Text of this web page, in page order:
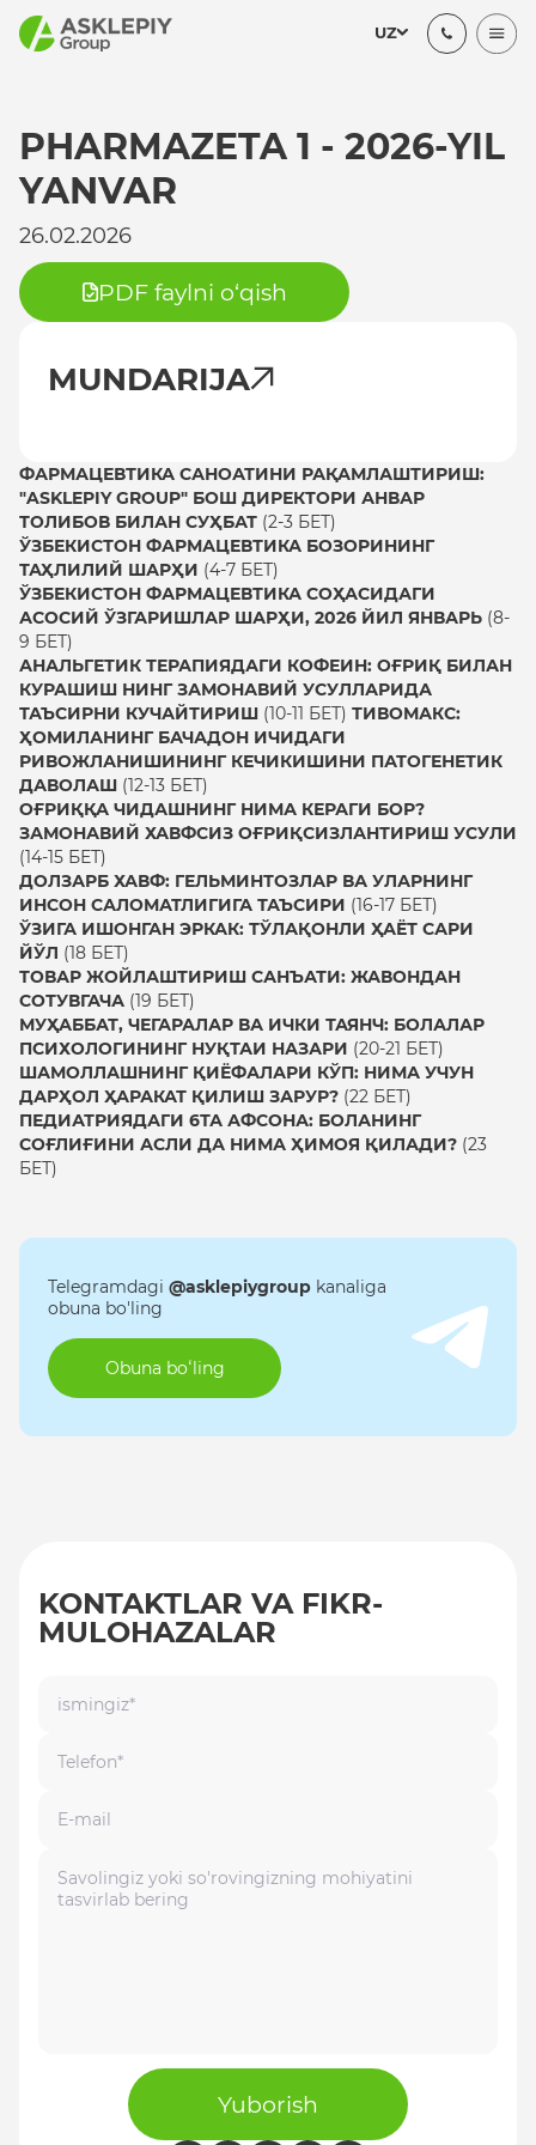
UZ
PHARMAZETA 1 - 2026-YIL
YANVAR
26.02.2026
PDF faylni o‘qish
MUNDARIJA
ФАРМАЦЕВТИКА САНОАТИНИ РАҚАМЛАШТИРИШ:
"ASKLEPIY GROUP" БОШ ДИРЕКТОРИ АНВАР
ТОЛИБОВ БИЛАН СУҲБАТ (2-3 БЕТ)
ЎЗБЕКИСТОН ФАРМАЦЕВТИКА БОЗОРИНИНГ
ТАҲЛИЛИЙ ШАРҲИ (4-7 БЕТ)
ЎЗБЕКИСТОН ФАРМАЦЕВТИКА СОҲАСИДАГИ
АСОСИЙ ЎЗГАРИШЛАР ШАРҲИ, 2026 ЙИЛ ЯНВАРЬ (8-
9 БЕТ)
АНАЛЬГЕТИК ТЕРАПИЯДАГИ КОФЕИН: ОҒРИҚ БИЛАН
КУРАШИШ НИНГ ЗАМОНАВИЙ УСУЛЛАРИДА
ТАЪСИРНИ КУЧАЙТИРИШ (10-11 БЕТ) ТИВОМАКС:
ҲОМИЛАНИНГ БАЧАДОН ИЧИДАГИ
РИВОЖЛАНИШИНИНГ КЕЧИКИШИНИ ПАТОГЕНЕТИК
ДАВОЛАШ (12-13 БЕТ)
ОҒРИҚҚА ЧИДАШНИНГ НИМА КЕРАГИ БОР?
ЗАМОНАВИЙ ХАВФСИЗ ОҒРИҚСИЗЛАНТИРИШ УСУЛИ
(14-15 БЕТ)
ДОЛЗАРБ ХАВФ: ГЕЛЬМИНТОЗЛАР ВА УЛАРНИНГ
ИНСОН САЛОМАТЛИГИГА ТАЪСИРИ (16-17 БЕТ)
ЎЗИГА ИШОНГАН ЭРКАК: ТЎЛАҚОНЛИ ҲАЁТ САРИ
ЙЎЛ (18 БЕТ)
ТОВАР ЖОЙЛАШТИРИШ САНЪАТИ: ЖАВОНДАН
СОТУВГАЧА (19 БЕТ)
МУҲАББАТ, ЧЕГАРАЛАР ВА ИЧКИ ТАЯНЧ: БОЛАЛАР
ПСИХОЛОГИНИНГ НУҚТАИ НАЗАРИ (20-21 БЕТ)
ШАМОЛЛАШНИНГ ҚИЁФАЛАРИ КЎП: НИМА УЧУН
ДАРҲОЛ ҲАРАКАТ ҚИЛИШ ЗАРУР? (22 БЕТ)
ПЕДИАТРИЯДАГИ 6ТА АФСОНА: БОЛАНИНГ
СОҒЛИҒИНИ АСЛИ ДА НИМА ҲИМОЯ ҚИЛАДИ? (23
БЕТ)
Telegramdagi @asklepiygroup kanaliga
obuna bo'ling
Obuna boʻling
KONTAKTLAR VA FIKR-
MULOHAZALAR
Yuborish